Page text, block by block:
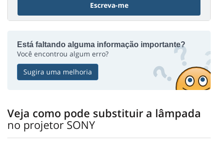
Escreva-me
Está faltando alguma informação importante?
Você encontrou algum erro?
Sugira uma melhoria
Veja como pode substituir a lâmpada
no projetor SONY